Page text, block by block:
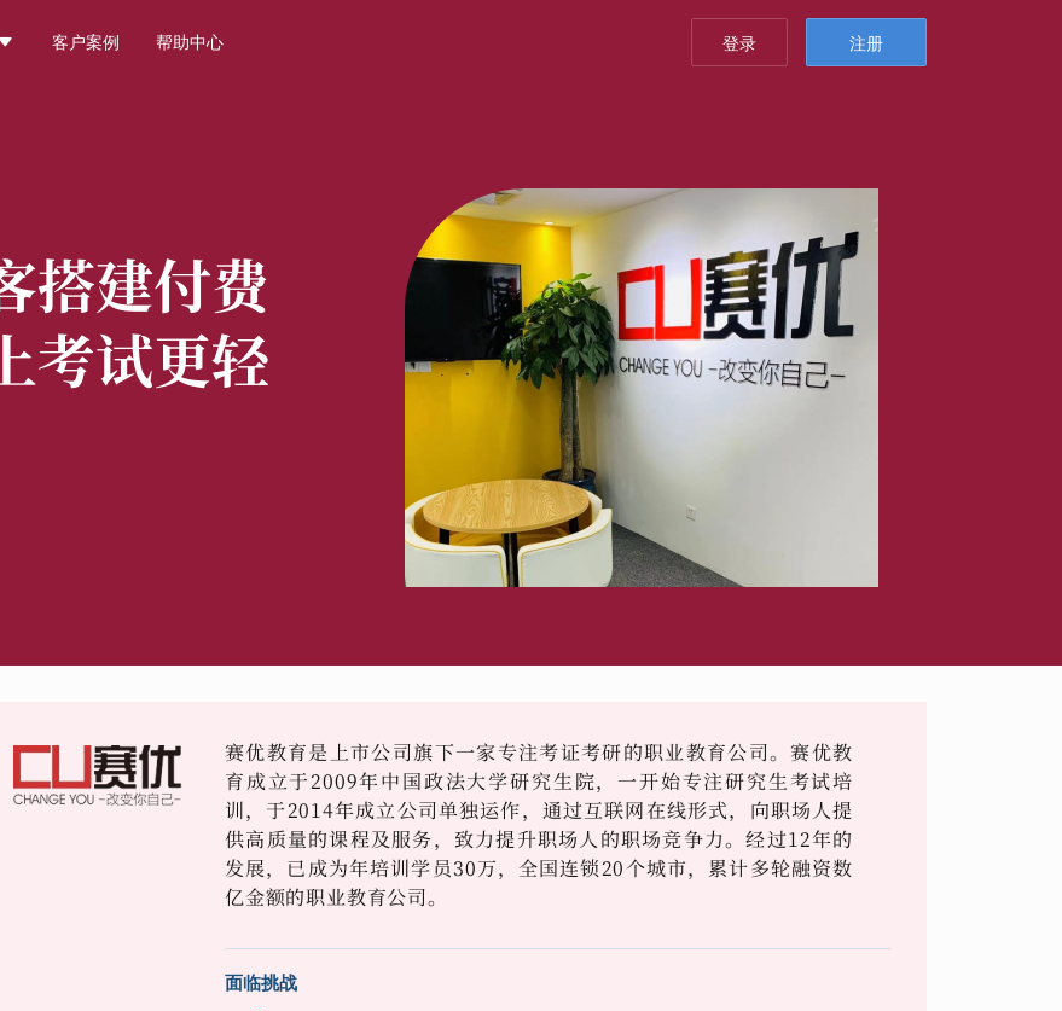
 客户案例 帮助中心 登录 注册
搭建付费
考试更轻
赛优教育是上市公司旗下一家专注考证考研的职业教育公司。赛优教
育成立于2009年中国政法大学研究生院，一开始专注研究生考试培
训，于2014年成立公司单独运作，通过互联网在线形式，向职场人提
供高质量的课程及服务，致力提升职场人的职场竞争力。经过12年的
发展，已成为年培训学员30万，全国连锁20个城市，累计多轮融资数
亿金额的职业教育公司。
面临挑战